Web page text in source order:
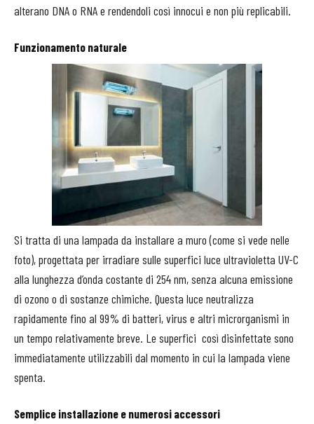
alterano DNA o RNA e rendendoli così innocui e non più replicabili.
Funzionamento naturale
Si tratta di una lampada da installare a muro (come si vede nelle
foto), progettata per irradiare sulle superfici luce ultravioletta UV-C
alla lunghezza d’onda costante di 254 nm, senza alcuna emissione
di ozono o di sostanze chimiche. Questa luce neutralizza
rapidamente fino al 99% di batteri, virus e altri microrganismi in
un tempo relativamente breve. Le superfici così disinfettate sono
immediatamente utilizzabili dal momento in cui la lampada viene
spenta.
Semplice installazione e numerosi accessori